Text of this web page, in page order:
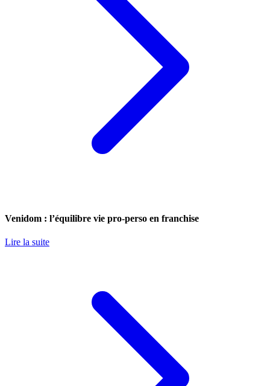
Venidom : l’équilibre vie pro-perso en franchise
Lire la suite